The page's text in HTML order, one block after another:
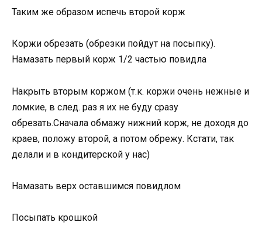
Таким же образом испечь второй корж
Коржи обрезать (обрезки пойдут на посыпку).
Намазать первый корж 1/2 частью повидла
Накрыть вторым коржом (т.к. коржи очень нежные и
ломкие, в след. раз я их не буду сразу
обрезать.Сначала обмажу нижний корж, не доходя до
краев, положу второй, а потом обрежу. Кстати, так
делали и в кондитерской у нас)
Намазать верх оставшимся повидлом
Посыпать крошкой